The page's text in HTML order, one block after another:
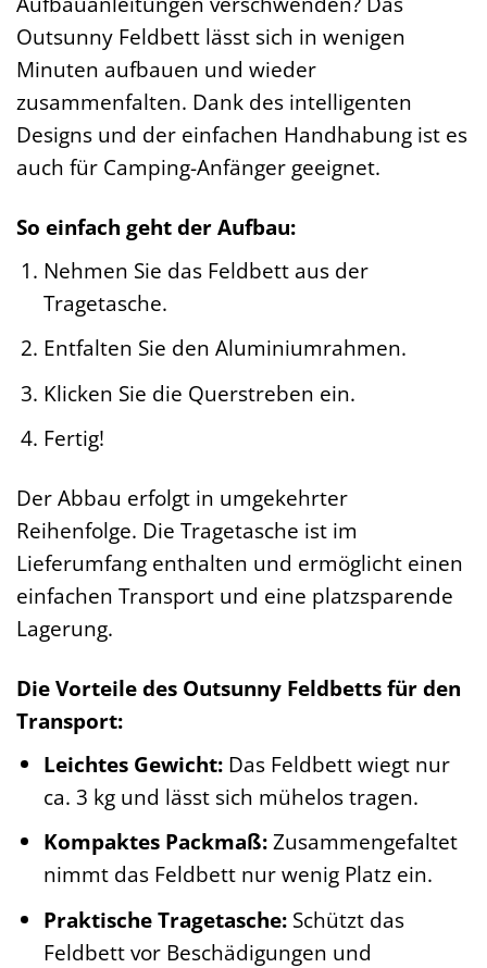
Outsunny Feldbett lässt sich in wenigen
Minuten aufbauen und wieder
zusammenfalten. Dank des intelligenten
Designs und der einfachen Handhabung ist es
auch für Camping-Anfänger geeignet.
So einfach geht der Aufbau:
Nehmen Sie das Feldbett aus der
Tragetasche.
Entfalten Sie den Aluminiumrahmen.
Klicken Sie die Querstreben ein.
Fertig!
Der Abbau erfolgt in umgekehrter
Reihenfolge. Die Tragetasche ist im
Lieferumfang enthalten und ermöglicht einen
einfachen Transport und eine platzsparende
Lagerung.
Die Vorteile des Outsunny Feldbetts für den
Transport:
Leichtes Gewicht:Das Feldbett wiegt nur
ca. 3 kg und lässt sich mühelos tragen.
Kompaktes Packmaß:Zusammengefaltet
nimmt das Feldbett nur wenig Platz ein.
Praktische Tragetasche:Schützt das
Feldbett vor Beschädigungen und